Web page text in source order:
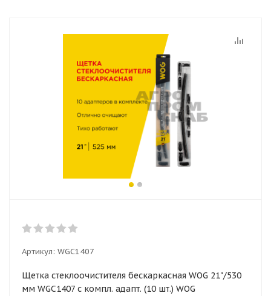
Артикул: WGC1407
Щетка стеклоочистителя бескаркасная WOG 21"/530
мм WGC1407 с компл. адапт. (10 шт.) WOG